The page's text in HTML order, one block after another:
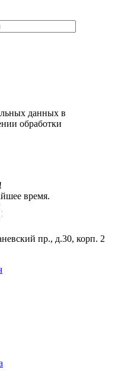
данных в
обработки
время.
пр., д.30, корп. 2